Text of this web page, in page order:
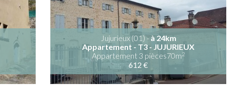
Jujurieux (01) - à 24km
Appartement - T3 - JUJURIEUX
Appartement 3 pièces70m2
612 €